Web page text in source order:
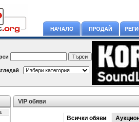
НАЧАЛО ПРОДАЙ
VIP обяви
Всички обяви